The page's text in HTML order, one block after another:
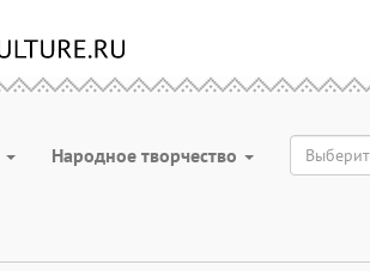
Народное творчество